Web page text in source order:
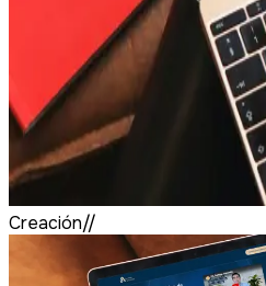
Creación//